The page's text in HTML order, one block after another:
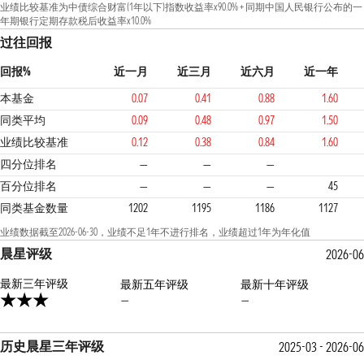
业绩比较基准为中债综合财富(1年以下)指数收益率x90.0% + 同期中国人民银行公布的一
年期银行定期存款税后收益率x10.0%
过往回报
回报% 近一月 近三月 近六月
近一年
本基金
0.07 0.41 0.88
1.60
同类平均
0.09 0.48 0.97
1.50
业绩比较基准
0.12 0.38 0.84
1.60
四分位排名
— — —
2 3
百分位排名 — — —
45
同类基金数量
1202 1195 1186 1127
业绩数据截至2026-06-30，业绩不足1年不进行排名，业绩超过1年为年化值
晨星评级 2026-06
最新三年评级
最新五年评级
—
最新十年评级
—
历史晨星三年评级 2025-03 - 2026-06